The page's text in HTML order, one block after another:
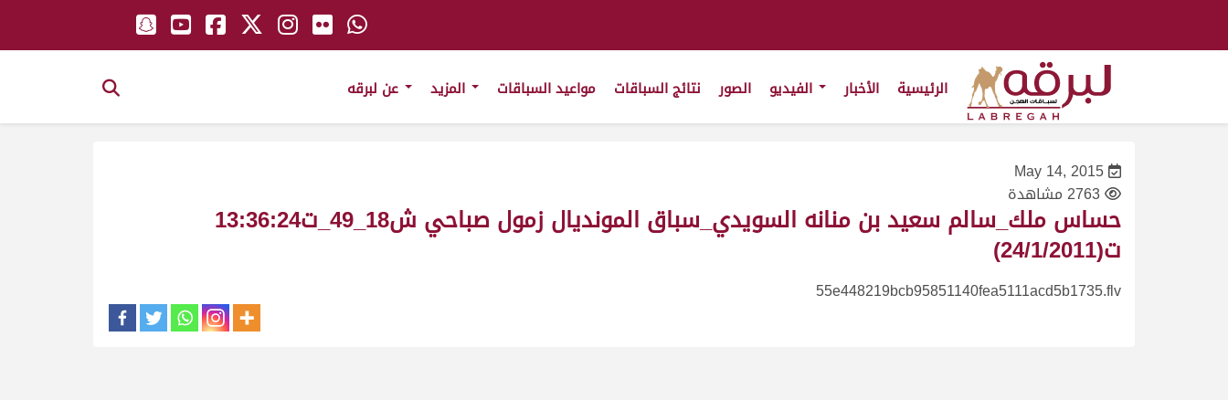
الرئيسية الأخبار الصور نتائج السباقات مواعيد السباقات
May 14, 2015
2763 مشاهدة
حساس ملك_سالم سعيد بن منانه السويدي_سباق المونديال زمول صباحي ش18_49_ت13:36:24
ت(24/1/2011)
55e448219bcb95851140fea5111acd5b1735.flv